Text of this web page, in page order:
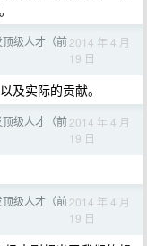
级人才（前2014 年 4 月
19 日
及实际的贡献。
级人才（前2014 年 4 月
19 日
级人才（前2014 年 4 月
19 日